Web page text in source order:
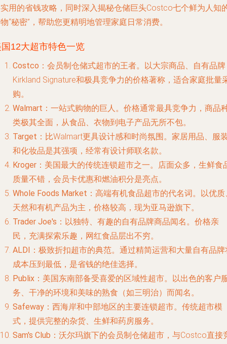
用的省钱攻略，同时深入揭秘仓储巨头Costco七个鲜为人知
“秘密”，帮助您更精明地管理家庭日常消费。
12大超市特色一览
Costco ：会员制仓储式超市的王者。以大宗商品、自有品牌
Kirkland Signature和极具竞争力的价格著称，适合家庭批量
购。
Walmart ：一站式购物的巨人。价格通常最具竞争力，商品
类极其全面，从食品、衣物到电子产品无所不包。
Target ：比Walmart更具设计感和时尚氛围。家居用品、服
和化妆品是其强项，经常有设计师联名款。
Kroger ：美国最大的传统连锁超市之一。店面众多，生鲜食
质量不错，会员卡优惠和燃油积分是亮点。
Whole Foods Market ：高端有机食品超市的代名词。以优质
天然和有机产品为主，价格较高，现为亚马逊旗下。
Trader Joe's ：以独特、有趣的自有品牌商品闻名。价格亲
民，充满探索乐趣，网红食品层出不穷。
ALDI ：极致折扣超市的典范。通过精简运营和大量自有品牌
成本压到最低，是省钱的绝佳选择。
Publix ：美国东南部备受喜爱的区域性超市。以出色的客户
务、干净的环境和美味的熟食（如三明治）而闻名。
Safeway ：西海岸和中部地区的主要连锁超市。传统超市模
式，提供完整的杂货、生鲜和药房服务。
Sam's Club ：沃尔玛旗下的会员制仓储超市，与Costco直接